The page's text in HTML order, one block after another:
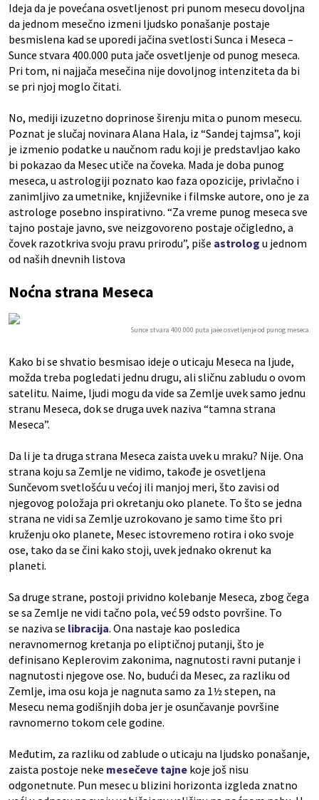
Ideja da je povećana osvetljenost pri punom mesecu dovoljna
da jednom mesečno izmeni ljudsko ponašanje postaje
besmislena kad se uporedi jačina svetlosti Sunca i Meseca –
Sunce stvara 400.000 puta jače osvetljenje od punog meseca.
Pri tom, ni najjača mesečina nije dovoljnog intenziteta da bi
se pri njoj moglo čitati.
No, mediji izuzetno doprinose širenju mita o punom mesecu.
Poznat je slučaj novinara Alana Hala, iz “Sandej tajmsa”, koji
je izmenio podatke u naučnom radu koji je predstavljao kako
bi pokazao da Mesec utiče na čoveka. Mada je doba punog
meseca, u astrologiji poznato kao faza opozicije, privlačno i
zanimljivo za umetnike, književnike i filmske autore, ono je za
astrologe posebno inspirativno. “Za vreme punog meseca sve
tajno postaje javno, sve neizgovoreno postaje očigledno, a
čovek razotkriva svoju pravu prirodu”, piše astrolog u jednom
od naših dnevnih listova
Noćna strana Meseca
Sunce stvara 400.000 puta jaèe osvetljenje od punog meseca.
Kako bi se shvatio besmisao ideje o uticaju Meseca na ljude,
možda treba pogledati jednu drugu, ali sličnu zabludu o ovom
satelitu. Naime, ljudi mogu da vide sa Zemlje uvek samo jednu
stranu Meseca, dok se druga uvek naziva “tamna strana
Meseca”.
Da li je ta druga strana Meseca zaista uvek u mraku? Nije. Ona
strana koju sa Zemlje ne vidimo, takođe je osvetljena
Sunčevom svetlošću u većoj ili manjoj meri, što zavisi od
njegovog položaja pri okretanju oko planete. To što se jedna
strana ne vidi sa Zemlje uzrokovano je samo time što pri
kruženju oko planete, Mesec istovremeno rotira i oko svoje
ose, tako da se čini kako stoji, uvek jednako okrenut ka
planeti.
Sa druge strane, postoji prividno kolebanje Meseca, zbog čega
se sa Zemlje ne vidi tačno pola, već 59 odsto površine. To
se naziva se libracija. Ona nastaje kao posledica
neravnomernog kretanja po eliptičnoj putanji, što je
definisano Keplerovim zakonima, nagnutosti ravni putanje i
nagnutosti njegove ose. No, budući da Mesec, za razliku od
Zemlje, ima osu koja je nagnuta samo za 1½ stepen, na
Mesecu nema godišnjih doba jer je osunčavanje površine
ravnomerno tokom cele godine.
Međutim, za razliku od zablude o uticaju na ljudsko ponašanje,
zaista postoje neke mesečeve tajne koje još nisu
odgonetnute. Pun mesec u blizini horizonta izgleda znatno